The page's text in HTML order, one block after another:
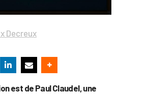
Decreux
est de Paul Claudel, une